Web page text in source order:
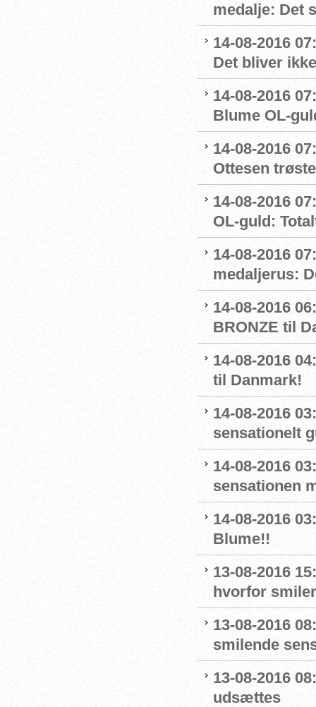
medalje: Det
14-08-2016
Det bliver
14-08-2016
Blume OL-
14-08-2016
Ottesen
14-08-2016
OL-guld:
14-08-2016
medaljerus:
14-08-2016
BRONZE til
14-08-2016
til Danmark!
14-08-2016
sensationelt
14-08-2016
sensationen
14-08-2016
Blume!!
13-08-2016
hvorfor
13-08-2016
smilende
13-08-2016
udsættes